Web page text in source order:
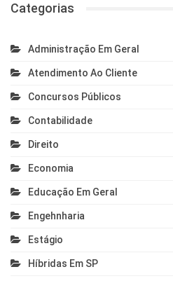
Categorias
Administração Em Geral
Atendimento Ao Cliente
Concursos Públicos
Contabilidade
Direito
Economia
Educação Em Geral
Engehnharia
Estágio
Híbridas Em SP